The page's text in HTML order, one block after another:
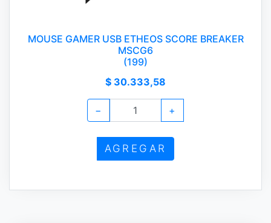
MOUSE GAMER USB ETHEOS SCORE BREAKER
MSCG6
(199)
$ 30.333,58
− +
AGREGAR